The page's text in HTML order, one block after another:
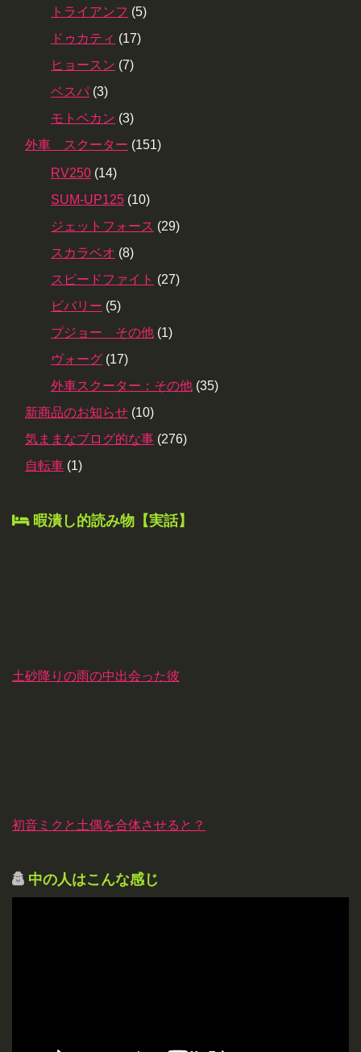
トライアンフ (5)
ドゥカティ (17)
ヒョースン (7)
ベスパ (3)
モトベカン (3)
外車 スクーター (151)
RV250 (14)
SUM-UP125 (10)
ジェットフォース (29)
スカラベオ (8)
スピードファイト (27)
ビバリー (5)
プジョー その他 (1)
ヴォーグ (17)
外車スクーター：その他 (35)
新商品のお知らせ (10)
気ままなブログ的な事 (276)
自転車 (1)
暇潰し的読み物【実話】
土砂降りの雨の中出会った彼
初音ミクと土偶を合体させると？
中の人はこんな感じ